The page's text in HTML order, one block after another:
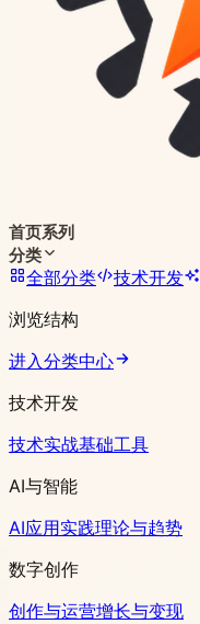
首页系列
分类
全部分类 技术开发
浏览结构
进入分类中心
技术开发
技术实战基础工具
AI与智能
AI应用实践理论与趋势
数字创作
创作与运营增长与变现